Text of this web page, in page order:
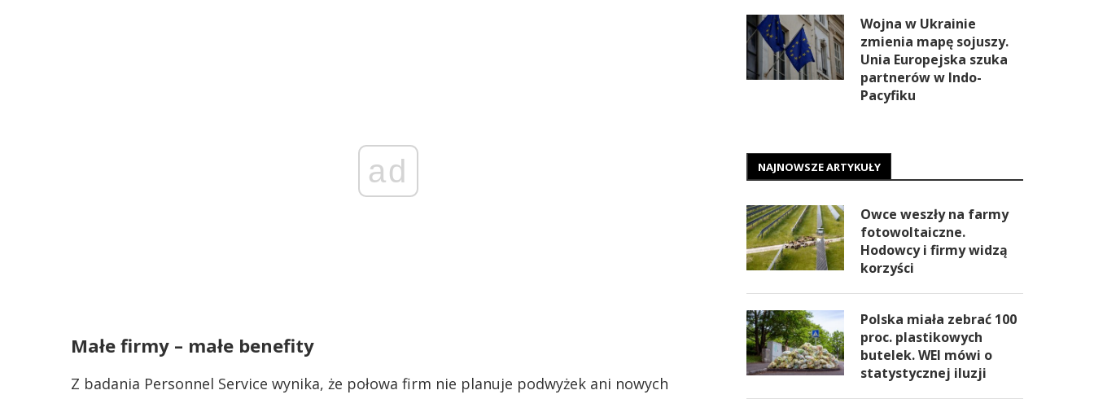
ad
Małe firmy – małe benefity
Z badania Personnel Service wynika, że połowa firm nie planuje podwyżek ani nowych
Wojna w Ukrainie
zmienia mapę sojuszy.
Unia Europejska szuka
partnerów w Indo-
Pacyfiku
NAJNOWSZE ARTYKUŁY
Owce weszły na farmy
fotowoltaiczne.
Hodowcy i firmy widzą
korzyści
Polska miała zebrać 100
proc. plastikowych
butelek. WEI mówi o
statystycznej iluzji